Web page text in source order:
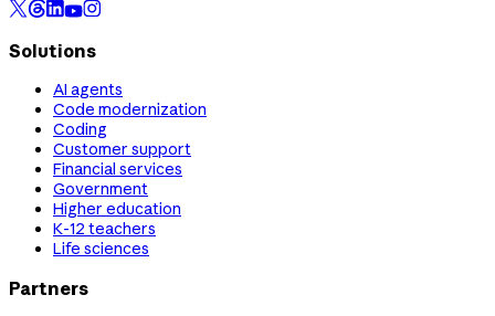
Solutions
AI agents
Code modernization
Coding
Customer support
Financial services
Government
Higher education
K-12 teachers
Life sciences
Partners